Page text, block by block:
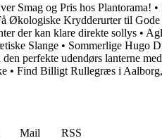
Smag og Pris hos Plantorama! •
Økologiske Krydderurter til
der kan klare direkte sollys •
Slange • Sommerlige Hugo
den perfekte udendørs lanterne
• Find Billigt Rullegræs i
Mail RSS